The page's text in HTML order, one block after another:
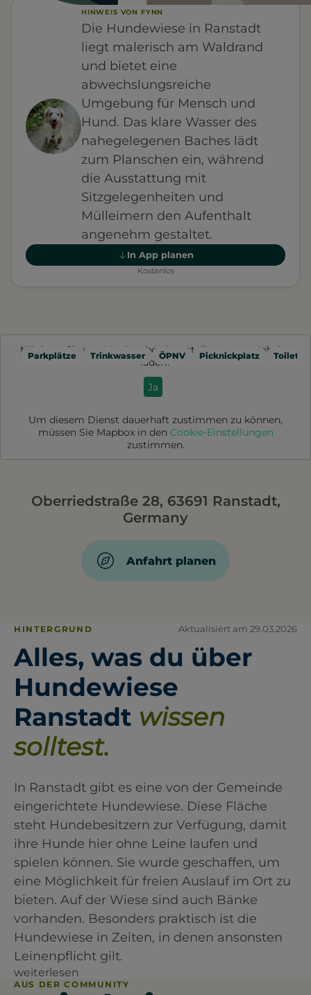
HINWEIS VON FYNN
Die Hundewiese in Ranstadt
liegt malerisch am Waldrand
und bietet eine
abwechslungsreiche
Umgebung für Mensch und
Hund. Das klare Wasser des
nahegelegenen Baches lädt
zum Planschen ein, während
die Ausstattung mit
Sitzgelegenheiten und
Mülleimern den Aufenthalt
angenehm gestaltet.
In App planen
Kostenlos
Parkplätze Trinkwasser ÖPNV Picknickplatz
Möchten Sie von Mapbox
bereitgestellte externe Inhalte
laden?
Ja
Um diesem Dienst dauerhaft zustimmen zu können,
müssen Sie Mapboxin den Cookie-Einstellungen
zustimmen.
Oberriedstraße 28, 63691 Ranstadt,
Germany
Anfahrt planen
HINTERGRUND Aktualisiert am 29.03.2026
Alles, was du über
Hundewiese
Ranstadt wissen
solltest.
In Ranstadt gibt es eine von der Gemeinde
eingerichtete Hundewiese. Diese Fläche
steht Hundebesitzern zur Verfügung, damit
ihre Hunde hier ohne Leine laufen und
spielen können. Sie wurde geschaffen, um
eine Möglichkeit für freien Auslauf im Ort zu
bieten. Auf der Wiese sind auch Bänke
vorhanden. Besonders praktisch ist die
Hundewiese in Zeiten, in denen ansonsten
Leinenpflicht gilt.
weiterlesen
AUS DER COMMUNITY